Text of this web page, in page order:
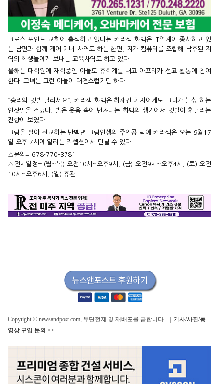
크로스 포인트 교회에 출석하고 있다는 커라섹 화백은 IT업계에 종사하고 있
는 남편과 함께 케어 기버 사역도 하는 한편, 저가 컴퓨터를 조립해 낙후된 지
역의 학생들에게 보내는 교육사역도 하고 있다.
올해는 대학원에 재학중인 아들도 휴학계를 내고 아프리카 선교 활동에 참여
한다. 그녀는 그런 아들이 대견스럽기만 하다.
“승리의 깃발 날리세요”. 커라섹 화백은 취재간 기자에게도 그녀가 늘상 하는
인삿말을 건냈다. 밝은 웃음 속에 번져나는 화백의 생기에서 깃발이 휘날리는
잔향이 보였다.
그림을 팔아 선교하는 반백년 그림인생의 주인공 덕애 커라섹은 오는 9월17
일 오후 7시에 열리는 리셉션에서 만날 수 있다.
△문의= 678-770-3781
△전시일정= (월~목) 오전10시~오후9시, (금) 오전9시~오후4시, (토) 오전
10시~오후6시, (일) 휴관.
Copyright © newsandpost.com, 무단전제 및 재배포를 금합니다. | 기사/사진/동
영상 구입 문의 >>